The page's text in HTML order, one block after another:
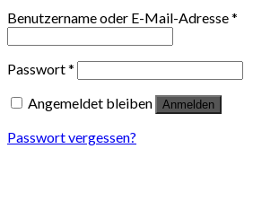
Benutzername oder E-Mail-Adresse*
Passwort*
Angemeldet bleiben
Anmelden
Passwort vergessen?